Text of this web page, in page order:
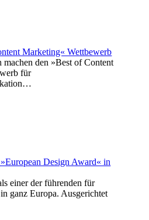
Marketing« Wettbewerb
den »Best of Content
für
Design Award« in
einer der führenden für
ganz Europa. Ausgerichtet